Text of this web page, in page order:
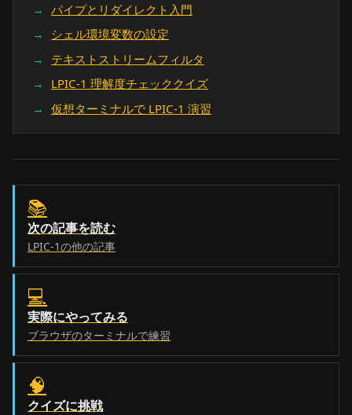
パイプとリダイレクト入門
シェル環境変数の設定
テキストストリームフィルタ
LPIC-1 理解度チェッククイズ
仮想ターミナルで LPIC-1 演習
📚
次の記事を読む
LPIC-1の他の記事
💻
実際にやってみる
ブラウザのターミナルで練習
🧠
クイズに挑戦